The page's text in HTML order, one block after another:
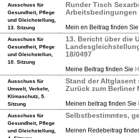
Ausschuss für
Gesundheit, Pflege
und Gleichstellung,
13. Sitzung
Runder Tisch
Arbeitsbedingungen
Mein en Beitrag finden Sie
Ausschuss für
Gesundheit, Pflege
und Gleichstellun,
10. Sitzung
13. Bericht über die
18/0497
Meine Beitrag finden Sie
Ausschuss für
Umwelt, Verkehr,
Klimaschutz, 5.
Sitzung
Stand der
Zurück zum Berliner
Meinen beitrag finden Sie
Ausschuss für
Gesundheit, Pflege
und Gleichstellung,
Selbstbestimmtes,
Meinen Redebeitrag